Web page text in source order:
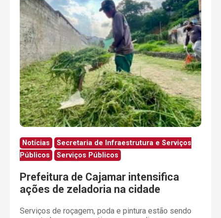
Notícias
Secretaria de Infraestrutura e Serviços
Públicos
Serviços Públicos
Prefeitura de Cajamar intensifica
ações de zeladoria na cidade
Serviços de roçagem, poda e pintura estão sendo